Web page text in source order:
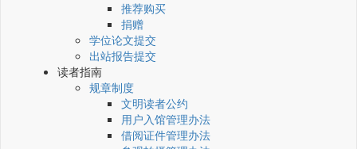
推荐购买
捐赠
学位论文提交
出站报告提交
读者指南
规章制度
文明读者公约
用户入馆管理办法
借阅证件管理办法